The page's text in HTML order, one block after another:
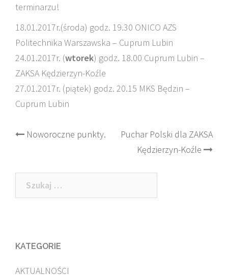
terminarzu!
18.01.2017r.(środa) godz. 19.30 ONICO AZS
Politechnika Warszawska – Cuprum Lubin
24.01.2017r. (wtorek) godz. 18.00 Cuprum Lubin –
ZAKSA Kędzierzyn-Koźle
27.01.2017r. (piątek) godz. 20.15 MKS Będzin –
Cuprum Lubin
Post
Noworoczne punkty.
Puchar Polski dla ZAKSA
Kędzierzyn-Koźle
Szukaj:
KATEGORIE
AKTUALNOŚCI